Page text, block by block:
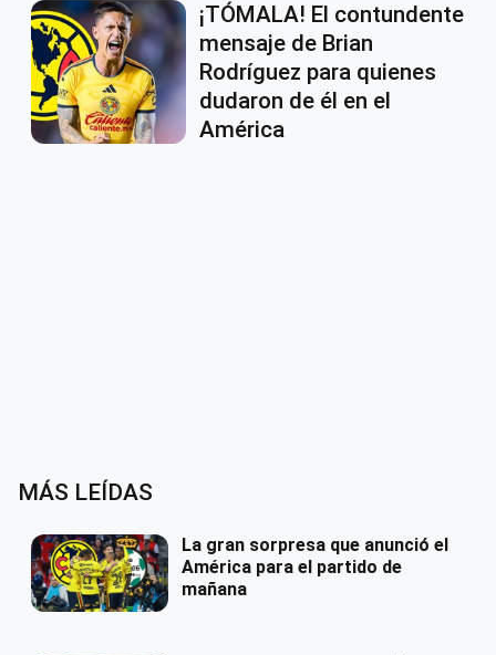
¡TÓMALA! El contundente
mensaje de Brian
Rodríguez para quienes
dudaron de él en el
América
MÁS LEÍDAS
La gran sorpresa que anunció el
América para el partido de
mañana